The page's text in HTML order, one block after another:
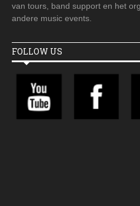
van tours, band support en het
andere music events.
FOLLOW US